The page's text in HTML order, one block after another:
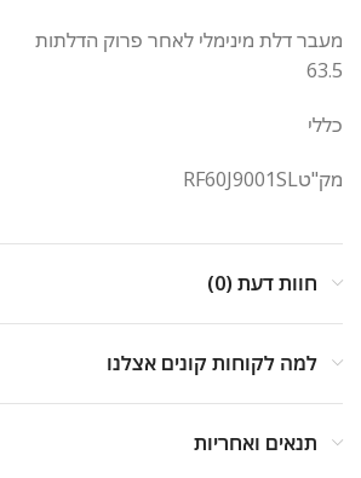
מעבר דלת מינימלי לאחר פרוק הדלתות
63.5
כללי
מק"טRF60J9001SL
חוות דעת (0)
למה לקוחות קונים אצלנו
תנאים ואחריות